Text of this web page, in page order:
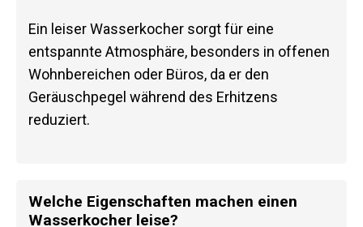
Ein leiser Wasserkocher sorgt für eine
entspannte Atmosphäre, besonders in offenen
Wohnbereichen oder Büros, da er den
Geräuschpegel während des Erhitzens
reduziert.
Welche Eigenschaften machen einen
Wasserkocher leise?